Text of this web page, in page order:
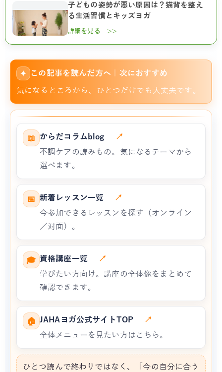
子どもの姿勢が悪い原因は？猫背を整え
る生活習慣とキッズヨガ
詳細を見る >>
✦ この記事を読んだ方へ｜次におすすめ
気になるところから、ひとつだけでも大丈夫です。
📖 からだコラムblog
↗
不調ケアの読みもの。気になるテーマから
選べます。
📅 新着レッスン一覧
↗
今参加できるレッスンを探す（オンライン
／対面）。
🎓 資格講座一覧
↗
学びたい方向け。講座の全体像をまとめて
確認できます。
🏠 JAHAヨガ公式サイトTOP
↗
全体メニューを見たい方はこちら。
ひとつ読んで終わりではなく、「今の自分に合う